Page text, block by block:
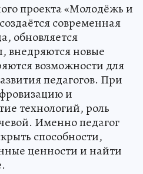
проекта «Молодёжь и
современная
обновляется
внедряются новые
возможности для
педагогов. При
и
технологий, роль
Именно педагог
способности,
ценности и найти